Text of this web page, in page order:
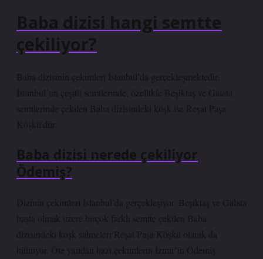
Baba dizisi hangi semtte
çekiliyor?
Baba dizisinin çekimleri İstanbul’da gerçekleşmektedir.
İstanbul’un çeşitli semtlerinde, özellikle Beşiktaş ve Galata
semtlerinde çekilen Baba dizisindeki köşk ise Reşat Paşa
Köşkü’dür.
Baba dizisi nerede çekiliyor
Ödemiş?
Dizinin çekimleri İstanbul’da gerçekleşiyor. Beşiktaş ve Galata
başta olmak üzere birçok farklı semtte çekilen Baba
dizisindeki köşk sahneleri Reşat Paşa Köşkü olarak da
biliniyor. Öte yandan bazı çekimlerin İzmir’in Ödemiş